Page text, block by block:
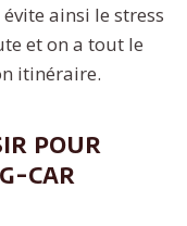
ainsi le stress
et on a tout le
itinéraire.
pour
car